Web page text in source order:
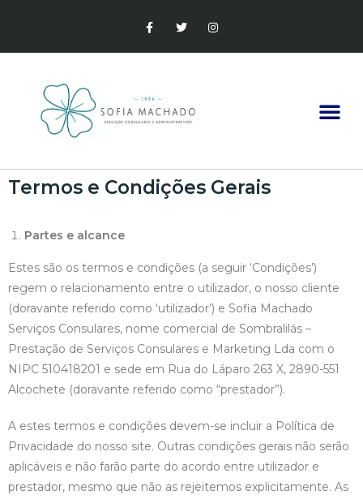
Termos e Condições Gerais
Partes e alcance
Estes são os termos e condições (a seguir ‘Condições’)
regem o relacionamento entre o utilizador, o nosso cliente
(doravante referido como ‘utilizador’) e Sofia Machado
Serviços Consulares, nome comercial de Sombralilás –
Prestação de Serviços Consulares e Marketing Lda com o
NIPC 510418201 e sede em Rua do Láparo 263 X, 2890-551
Alcochete (doravante referido como “prestador”).
A estes termos e condições devem-se incluir a Política de
Privacidade do nosso site. Outras condições gerais não serão
aplicáveis e não farão parte do acordo entre utilizador e
prestador, mesmo que não as rejeitemos explicitamente. As